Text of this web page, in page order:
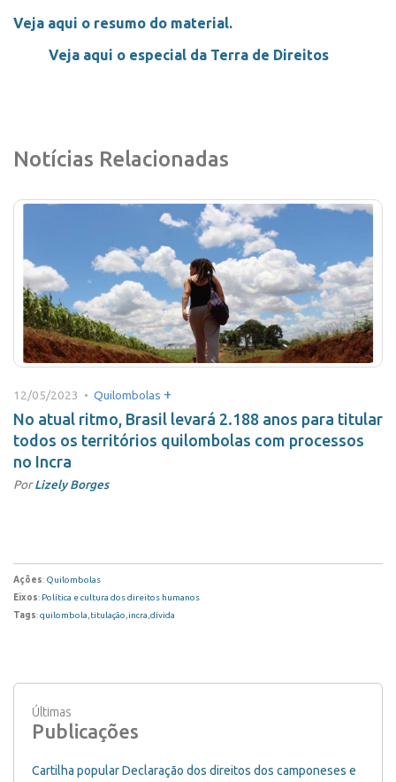
Veja aqui o resumo do material.
Veja aqui o especial da Terra de Direitos
Notícias Relacionadas
12/05/2023 • Quilombolas +
No atual ritmo, Brasil levará 2.188 anos para titular
todos os territórios quilombolas com processos
no Incra
PorLizely Borges
Ações: Quilombolas
Eixos: Política e cultura dos direitos humanos
Tags:quilombola titulação incra dívida
Últimas
Publicações
Cartilha popular Declaração dos direitos dos camponeses e